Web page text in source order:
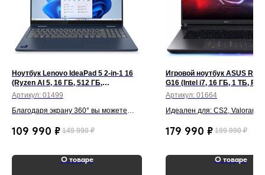
Ноутбук Lenovo IdeaPad 5 2-in-1 16
(Ryzen AI 5, 16 ГБ, 512 ГБ,
сенсорный, Win 11) Синий
Артикул: 01499
Благодаря экрану 360° вы можете
или планшет. Отлично справляется с
Zoom, Canva, заметками и простыми
задачами по обработке контента.
109 990 ₽ 149 990 ₽
О товаре
Игровой ноутбук ASUS
G16 (Intel i7, 16 ГБ, 1 ТБ,
165 Гц, Win 11) Серый
Артикул: 01664
Идеален для: CS2, Valorant,
Pro, DaVinci, AutoCAD.
179 990 ₽ 199 990 ₽
О товаре